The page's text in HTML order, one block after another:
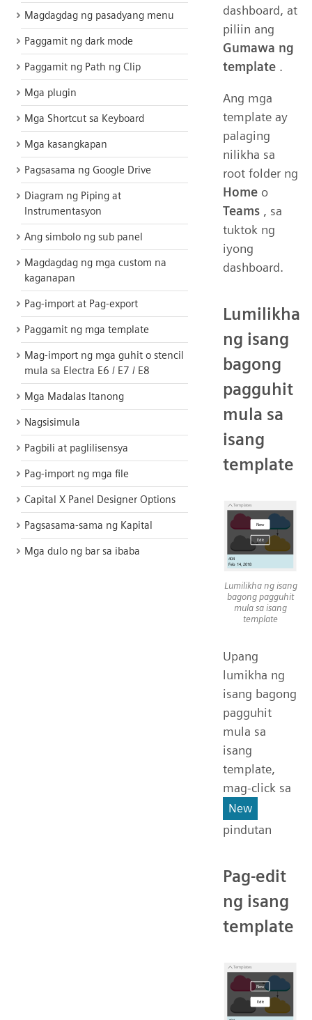
Magdagdag ng pasadyang menu
Paggamit ng dark mode
Paggamit ng Path ng Clip
Mga plugin
Mga Shortcut sa Keyboard
Mga kasangkapan
Pagsasama ng Google Drive
Diagram ng Piping at
Instrumentasyon
Ang simbolo ng sub panel
Magdagdag ng mga custom na
kaganapan
Pag-import at Pag-export
Paggamit ng mga template
Mag-import ng mga guhit o stencil
mula sa Electra E6 / E7 / E8
Mga Madalas Itanong
Nagsisimula
Pagbili at paglilisensya
Pag-import ng mga file
Capital X Panel Designer Options
Pagsasama-sama ng Kapital
Mga dulo ng bar sa ibaba
dashboard, at
piliin ang
Gumawa ng
template .
Ang mga
template ay
palaging
nilikha sa
root folder ng
Home o
Teams , sa
tuktok ng
iyong
dashboard.
Lumilikha
ng isang
bagong
pagguhit
mula sa
isang
template
Lumilikha ng isang
bagong pagguhit
mula sa isang
template
Upang
lumikha ng
isang bagong
pagguhit
mula sa
isang
template,
mag-click sa
New
pindutan
Pag-edit
ng isang
template